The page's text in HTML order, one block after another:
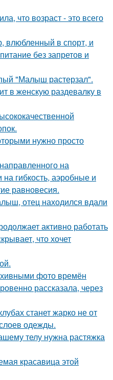
что возраст - это всего
влюбленный в спорт, и
без запретов и
"Малыш растерзал".
в женскую раздевалку в
нужно просто
на
гибкость, аэробные и
равновесия.
отец находился вдали
активно работать
что хочет
фото времён
рассказала, через
станет жарко не от
одежды.
телу нужна растяжка
красавица этой